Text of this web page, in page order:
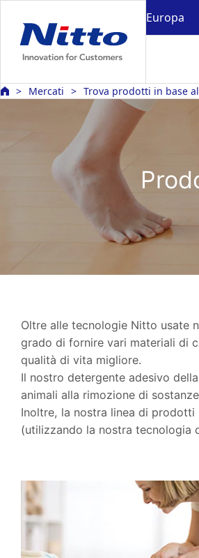
Europa
Mercati Trova prodotti in base
Oltre alle tecnologie Nitto usate
grado di fornire vari materiali di
qualità di vita migliore.
Il nostro detergente adesivo
animali alla rimozione di
Inoltre, la nostra linea di
(utilizzando la nostra tecnologia